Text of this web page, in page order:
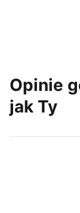
Dotrzyj do
Opinie
jak Ty
Dołącz do